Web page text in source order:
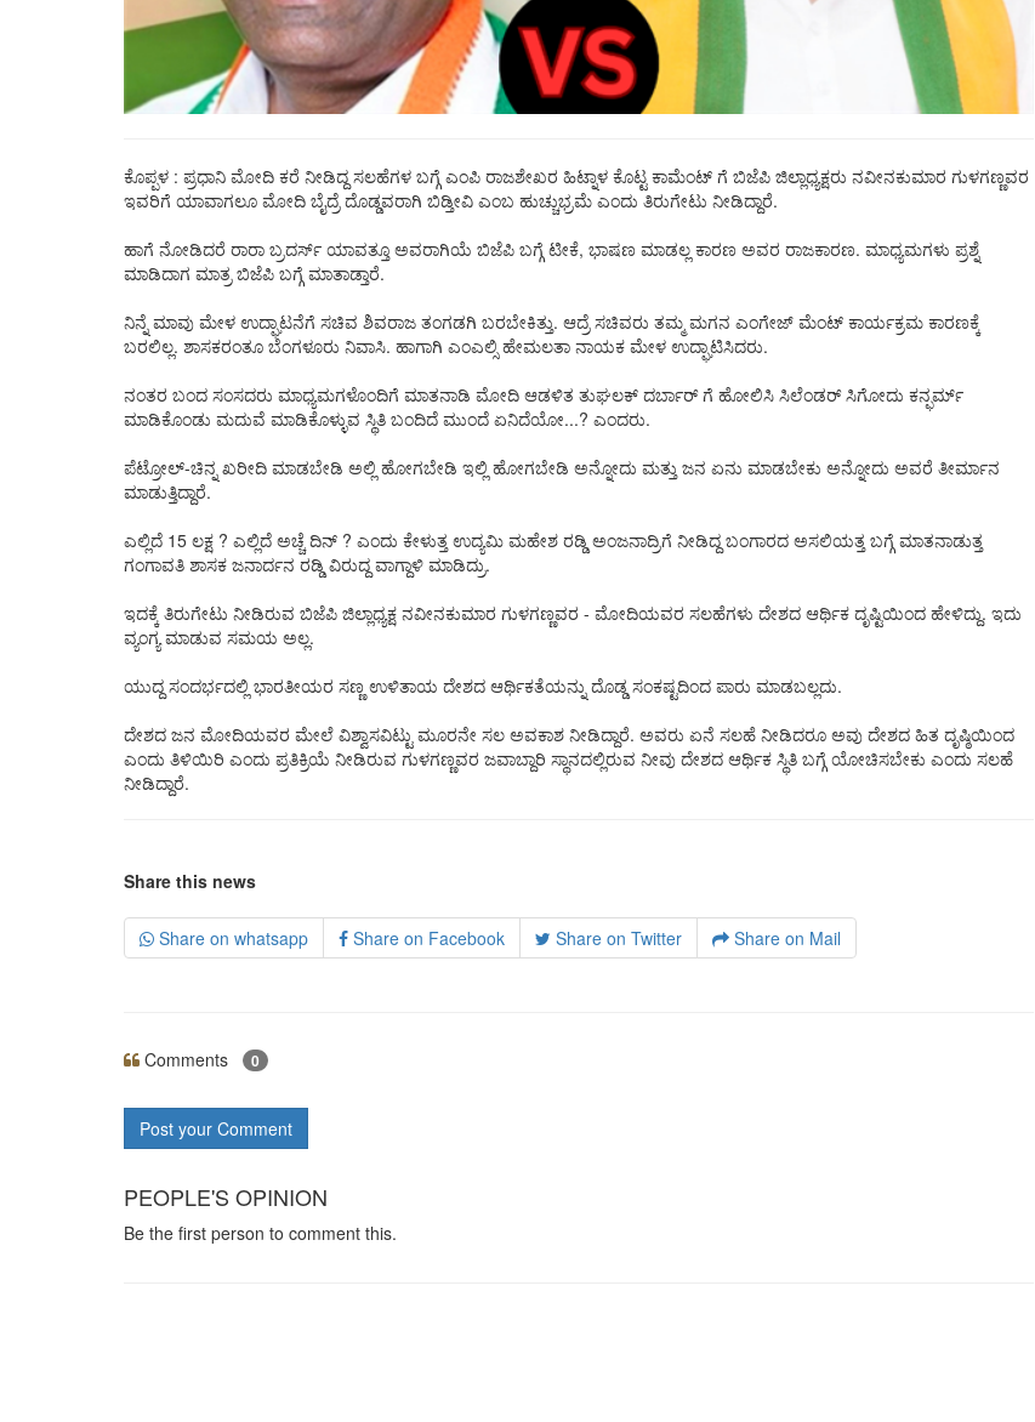
ಕೊಪ್ಪಳ : ಪ್ರಧಾನಿ ಮೋದಿ ಕರೆ ನೀಡಿದ್ದ ಸಲಹೆಗಳ ಬಗ್ಗೆ ಎಂಪಿ ರಾಜಶೇಖರ ಹಿಟ್ನಾಳ ಕೊಟ್ಟ ಕಾಮೆಂಟ್ ಗೆ ಬಿಜೆಪಿ ಜಿಲ್ಲಾಧ್ಯಕ್ಷರು ನವೀನಕುಮಾರ ಗುಳಗಣ್ಣವರ
ಇವರಿಗೆ ಯಾವಾಗಲೂ ಮೋದಿ ಬೈದ್ರೆ ದೊಡ್ಡವರಾಗಿ ಬಿಡ್ತೀವಿ ಎಂಬ ಹುಚ್ಚುಭ್ರಮೆ ಎಂದು ತಿರುಗೇಟು ನೀಡಿದ್ದಾರೆ.
ಹಾಗೆ ನೋಡಿದರೆ ರಾರಾ ಬ್ರದರ್ಸ್ ಯಾವತ್ತೂ ಅವರಾಗಿಯೆ ಬಿಜೆಪಿ ಬಗ್ಗೆ ಟೀಕೆ, ಭಾಷಣ ಮಾಡಲ್ಲ ಕಾರಣ ಅವರ ರಾಜಕಾರಣ.‌ ಮಾಧ್ಯಮಗಳು ಪ್ರಶ್ನೆ
ಮಾಡಿದಾಗ ಮಾತ್ರ ಬಿಜೆಪಿ ಬಗ್ಗೆ ಮಾತಾಡ್ತಾರೆ.
ನಿನ್ನೆ ಮಾವು ಮೇಳ ಉದ್ಘಾಟನೆಗೆ ಸಚಿವ ಶಿವರಾಜ ತಂಗಡಗಿ ಬರಬೇಕಿತ್ತು. ಆದ್ರೆ ಸಚಿವರು ತಮ್ಮ ಮಗನ ಎಂಗೇಜ್ ಮೆಂಟ್ ಕಾರ್ಯಕ್ರಮ ಕಾರಣಕ್ಕೆ
ಬರಲಿಲ್ಲ. ಶಾಸಕರಂತೂ ಬೆಂಗಳೂರು ನಿವಾಸಿ.‌ ಹಾಗಾಗಿ ಎಂಎಲ್ಸಿ ಹೇಮಲತಾ ನಾಯಕ ಮೇಳ ಉದ್ಘಾಟಿಸಿದರು.
ನಂತರ ಬಂದ ಸಂಸದರು ಮಾಧ್ಯಮಗಳೊಂದಿಗೆ ಮಾತನಾಡಿ ಮೋದಿ ಆಡಳಿತ ತುಘಲಕ್ ದರ್ಬಾರ್ ಗೆ ಹೋಲಿಸಿ ಸಿಲೆಂಡರ್ ಸಿಗೋದು ಕನ್ಫರ್ಮ್
ಮಾಡಿಕೊಂಡು ಮದುವೆ ಮಾಡಿಕೊಳ್ಳುವ ಸ್ಥಿತಿ ಬಂದಿದೆ ಮುಂದೆ ಏನಿದೆಯೋ...? ಎಂದರು.
ಪೆಟ್ರೋಲ್-ಚಿನ್ನ ಖರೀದಿ ಮಾಡಬೇಡಿ ಅಲ್ಲಿ ಹೋಗಬೇಡಿ ಇಲ್ಲಿ ಹೋಗಬೇಡಿ ಅನ್ನೋದು ಮತ್ತು ಜನ ಏನು ಮಾಡಬೇಕು ಅನ್ನೋದು ಅವರೆ ತೀರ್ಮಾನ
ಮಾಡುತ್ತಿದ್ದಾರೆ.
ಎಲ್ಲಿದೆ 15 ಲಕ್ಷ ? ಎಲ್ಲಿದೆ ಅಚ್ಚೆ ದಿನ್ ? ಎಂದು ಕೇಳುತ್ತ ಉದ್ಯಮಿ ಮಹೇಶ ರಡ್ಡಿ ಅಂಜನಾದ್ರಿಗೆ ನೀಡಿದ್ದ ಬಂಗಾರದ ಅಸಲಿಯತ್ತ ಬಗ್ಗೆ ಮಾತನಾಡುತ್ತ
ಗಂಗಾವತಿ ಶಾಸಕ ಜನಾರ್ದನ ರಡ್ಡಿ ವಿರುದ್ದ ವಾಗ್ದಾಳಿ ಮಾಡಿದ್ರು.
ಇದಕ್ಕೆ ತಿರುಗೇಟು ನೀಡಿರುವ ಬಿಜೆಪಿ ಜಿಲ್ಲಾಧ್ಯಕ್ಷ ನವೀನಕುಮಾರ ಗುಳಗಣ್ಣವರ - ಮೋದಿಯವರ ಸಲಹೆಗಳು ದೇಶದ ಆರ್ಥಿಕ ದೃಷ್ಟಿಯಿಂದ ಹೇಳಿದ್ದು.‌ ಇದು
ವ್ಯಂಗ್ಯ ಮಾಡುವ ಸಮಯ ಅಲ್ಲ.
ಯುದ್ದ ಸಂದರ್ಭದಲ್ಲಿ ಭಾರತೀಯರ ಸಣ್ಣ ಉಳಿತಾಯ ದೇಶದ ಆರ್ಥಿಕತೆಯನ್ನು ದೊಡ್ಡ ಸಂಕಷ್ಟದಿಂದ ಪಾರು ಮಾಡಬಲ್ಲದು.‌
ದೇಶದ ಜನ ಮೋದಿಯವರ ಮೇಲೆ ವಿಶ್ವಾಸವಿಟ್ಟು ಮೂರನೇ ಸಲ ಅವಕಾಶ ನೀಡಿದ್ದಾರೆ. ಅವರು ಏನೆ ಸಲಹೆ ನೀಡಿದರೂ ಅವು ದೇಶದ ಹಿತ ದೃಷ್ಠಿಯಿಂದ
ಎಂದು ತಿಳಿಯಿರಿ ಎಂದು ಪ್ರತಿಕ್ರಿಯೆ ನೀಡಿರುವ ಗುಳಗಣ್ಣವರ ಜವಾಬ್ದಾರಿ ಸ್ಥಾನದಲ್ಲಿರುವ ನೀವು ದೇಶದ ಆರ್ಥಿಕ ಸ್ಥಿತಿ ಬಗ್ಗೆ ಯೋಚಿಸಬೇಕು ಎಂದು ಸಲಹೆ
ನೀಡಿದ್ದಾರೆ.
Share this news
Share on whatsapp Share on Facebook Share on Twitter Share on Mail
Comments 0
Post your Comment
PEOPLE'S OPINION
Be the first person to comment this.